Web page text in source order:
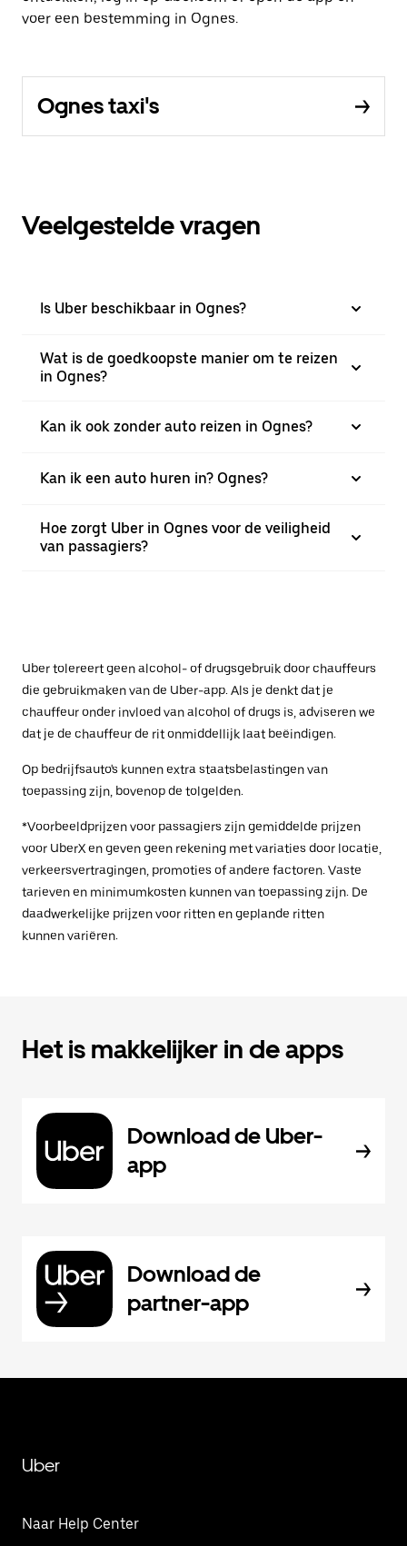
voer een bestemming in Ognes.
Ognes taxi's
Veelgestelde vragen
Is Uber beschikbaar in Ognes?
Wat is de goedkoopste manier om te reizen
in Ognes?
Kan ik ook zonder auto reizen in Ognes?
Kan ik een auto huren in? Ognes?
Hoe zorgt Uber in Ognes voor de veiligheid
van passagiers?
Uber tolereert geen alcohol- of drugsgebruik door chauffeurs
die gebruikmaken van de Uber-app. Als je denkt dat je
chauffeur onder invloed van alcohol of drugs is, adviseren we
dat je de chauffeur de rit onmiddellijk laat beëindigen.
Op bedrijfsauto's kunnen extra staatsbelastingen van
toepassing zijn, bovenop de tolgelden.
*Voorbeeldprijzen voor passagiers zijn gemiddelde prijzen
voor UberX en geven geen rekening met variaties door locatie,
verkeersvertragingen, promoties of andere factoren. Vaste
tarieven en minimumkosten kunnen van toepassing zijn. De
daadwerkelijke prijzen voor ritten en geplande ritten
kunnen variëren.
Het is makkelijker in de apps
Download de Uber-
app
Download de
partner-app
Uber
Naar Help Center